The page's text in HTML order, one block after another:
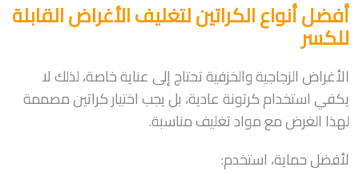
أفضل أنواع الكراتين لتغليف الأغراض القابلة
للكسر
الأغراض الزجاجية والخزفية تحتاج إلى عناية خاصة، لذلك لا
يكفي استخدام كرتونة عادية، بل يجب اختيار كراتين مصممة
لهذا الغرض مع مواد تغليف مناسبة.
لأفضل حماية، استخدم: